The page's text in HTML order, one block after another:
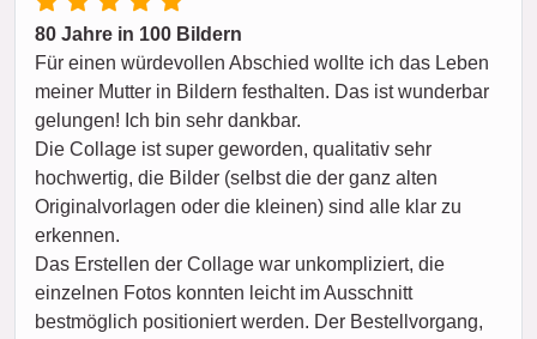
80 Jahre in 100 Bildern
Für einen würdevollen Abschied wollte ich das Leben
meiner Mutter in Bildern festhalten. Das ist wunderbar
gelungen! Ich bin sehr dankbar.
Die Collage ist super geworden, qualitativ sehr
hochwertig, die Bilder (selbst die der ganz alten
Originalvorlagen oder die kleinen) sind alle klar zu
erkennen.
Das Erstellen der Collage war unkompliziert, die
einzelnen Fotos konnten leicht im Ausschnitt
bestmöglich positioniert werden. Der Bestellvorgang,